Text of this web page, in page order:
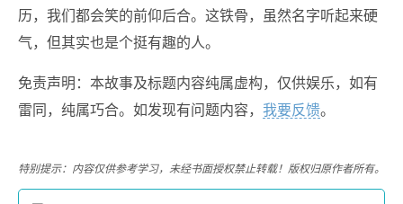
历，我们都会笑的前仰后合。这铁骨，虽然名字听起来硬
气，但其实也是个挺有趣的人。
免责声明：本故事及标题内容纯属虚构，仅供娱乐，如有
雷同，纯属巧合。如发现有问题内容， 我要反馈。
特别提示：内容仅供参考学习，未经书面授权禁止转载！版权归原作者所有。